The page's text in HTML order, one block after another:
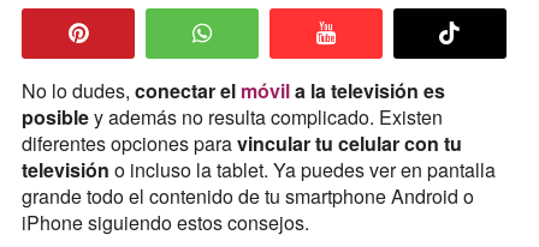
No lo dudes, conectar el móvila la televisión es
posibley además no resulta complicado. Existen
diferentes opciones paravincular tu celular con tu
televisión o incluso la tablet. Ya puedes ver en pantalla
grande todo el contenido de tu smartphone Android o
iPhone siguiendo estos consejos.